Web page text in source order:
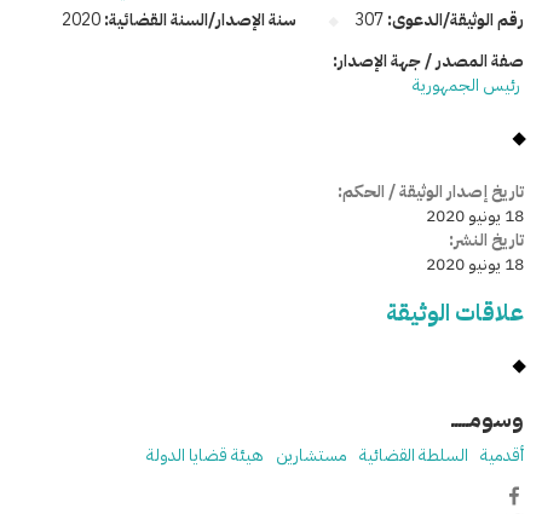
رقم الوثيقة/الدعوى:307 سنة الإصدار/السنة القضائية:2020
صفة المصدر / جهة الإصدار:
رئيس الجمهورية
تاريخ إصدار الوثيقة / الحكم:
18 يونيو 2020
تاريخ النشر:
18 يونيو 2020
علاقات الوثيقة
وسومـــــ
أقدمية السلطة القضائية مستشارين هيئة قضايا الدولة